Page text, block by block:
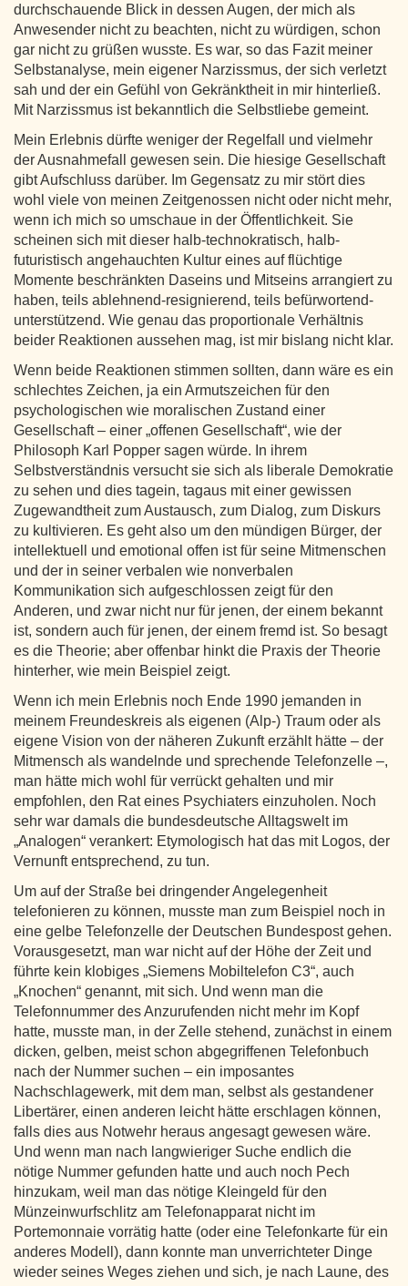
durchschauende Blick in dessen Augen, der mich als
Anwesender nicht zu beachten, nicht zu würdigen, schon
gar nicht zu grüßen wusste. Es war, so das Fazit meiner
Selbstanalyse, mein eigener Narzissmus, der sich verletzt
sah und der ein Gefühl von Gekränktheit in mir hinterließ.
Mit Narzissmus ist bekanntlich die Selbstliebe gemeint.
Mein Erlebnis dürfte weniger der Regelfall und vielmehr
der Ausnahmefall gewesen sein. Die hiesige Gesellschaft
gibt Aufschluss darüber. Im Gegensatz zu mir stört dies
wohl viele von meinen Zeitgenossen nicht oder nicht mehr,
wenn ich mich so umschaue in der Öffentlichkeit. Sie
scheinen sich mit dieser halb-technokratisch, halb-
futuristisch angehauchten Kultur eines auf flüchtige
Momente beschränkten Daseins und Mitseins arrangiert zu
haben, teils ablehnend-resignierend, teils befürwortend-
unterstützend. Wie genau das proportionale Verhältnis
beider Reaktionen aussehen mag, ist mir bislang nicht klar.
Wenn beide Reaktionen stimmen sollten, dann wäre es ein
schlechtes Zeichen, ja ein Armutszeichen für den
psychologischen wie moralischen Zustand einer
Gesellschaft – einer „offenen Gesellschaft“, wie der
Philosoph Karl Popper sagen würde. In ihrem
Selbstverständnis versucht sie sich als liberale Demokratie
zu sehen und dies tagein, tagaus mit einer gewissen
Zugewandtheit zum Austausch, zum Dialog, zum Diskurs
zu kultivieren. Es geht also um den mündigen Bürger, der
intellektuell und emotional offen ist für seine Mitmenschen
und der in seiner verbalen wie nonverbalen
Kommunikation sich aufgeschlossen zeigt für den
Anderen, und zwar nicht nur für jenen, der einem bekannt
ist, sondern auch für jenen, der einem fremd ist. So besagt
es die Theorie; aber offenbar hinkt die Praxis der Theorie
hinterher, wie mein Beispiel zeigt.
Wenn ich mein Erlebnis noch Ende 1990 jemanden in
meinem Freundeskreis als eigenen (Alp-) Traum oder als
eigene Vision von der näheren Zukunft erzählt hätte – der
Mitmensch als wandelnde und sprechende Telefonzelle –,
man hätte mich wohl für verrückt gehalten und mir
empfohlen, den Rat eines Psychiaters einzuholen. Noch
sehr war damals die bundesdeutsche Alltagswelt im
„Analogen“ verankert: Etymologisch hat das mit Logos, der
Vernunft entsprechend, zu tun.
Um auf der Straße bei dringender Angelegenheit
telefonieren zu können, musste man zum Beispiel noch in
eine gelbe Telefonzelle der Deutschen Bundespost gehen.
Vorausgesetzt, man war nicht auf der Höhe der Zeit und
führte kein klobiges „Siemens Mobiltelefon C3“, auch
„Knochen“ genannt, mit sich. Und wenn man die
Telefonnummer des Anzurufenden nicht mehr im Kopf
hatte, musste man, in der Zelle stehend, zunächst in einem
dicken, gelben, meist schon abgegriffenen Telefonbuch
nach der Nummer suchen – ein imposantes
Nachschlagewerk, mit dem man, selbst als gestandener
Libertärer, einen anderen leicht hätte erschlagen können,
falls dies aus Notwehr heraus angesagt gewesen wäre.
Und wenn man nach langwieriger Suche endlich die
nötige Nummer gefunden hatte und auch noch Pech
hinzukam, weil man das nötige Kleingeld für den
Münzeinwurfschlitz am Telefonapparat nicht im
Portemonnaie vorrätig hatte (oder eine Telefonkarte für ein
anderes Modell), dann konnte man unverrichteter Dinge
wieder seines Weges ziehen und sich, je nach Laune, des